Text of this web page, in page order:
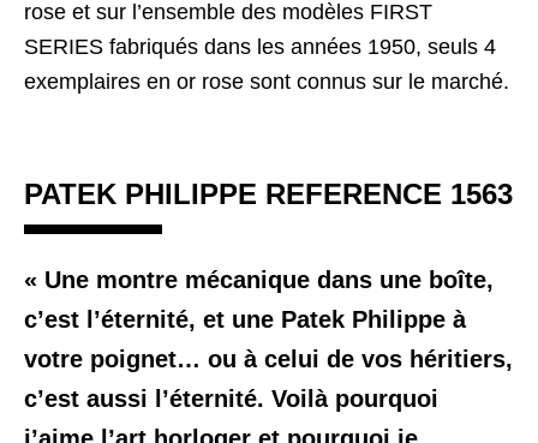
rose et sur l’ensemble des modèles FIRST
SERIES fabriqués dans les années 1950, seuls 4
exemplaires en or rose sont connus sur le marché.
PATEK PHILIPPE REFERENCE 1563
« Une montre mécanique dans une boîte,
c’est l’éternité, et une Patek Philippe à
votre poignet… ou à celui de vos héritiers,
c’est aussi l’éternité. Voilà pourquoi